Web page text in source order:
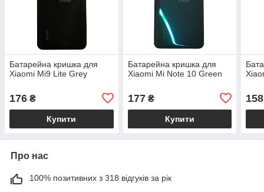
Батарейна кришка для
Xiaomi Mi9 Lite Grey
176 ₴
Купити
Батарейна кришка для
Xiaomi Mi Note 10 Green
177₴
Купити
158
Про нас
100% позитивних з 318 відгуків за рік